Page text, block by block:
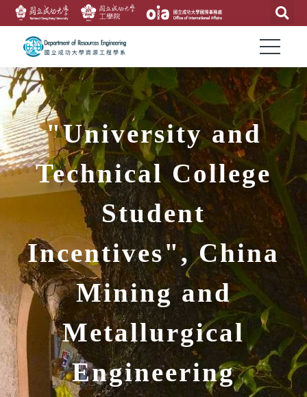
"University and
Technical College
Student
Incentives", China
Mining and
Metallurgical
Engineering